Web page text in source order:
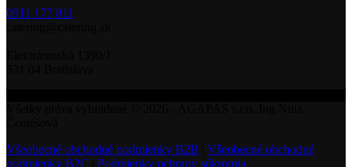
0911 177 811
Všeobecné obchodné podmienky B2B
Všeobecné obchodné
podmienky B2C
Podmienky ochrany súkromia